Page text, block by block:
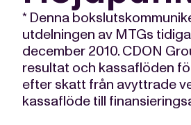
* Denna
utdelningen av MTGs
december 2010. CDON
resultat och kassaflöden
efter skatt från avyttrade
kassaflöde till